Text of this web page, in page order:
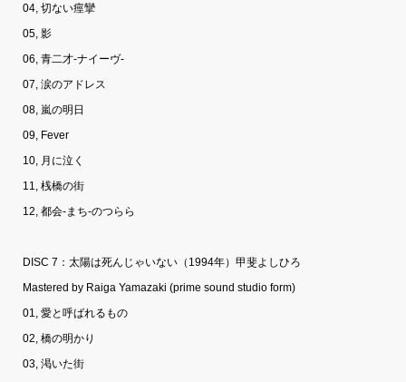
04, 切ない痙攣
05, 影
06, 青二才-ナイーヴ-
07, 涙のアドレス
08, 嵐の明日
09, Fever
10, 月に泣く
11, 桟橋の街
12, 都会-まち-のつらら
DISC 7：太陽は死んじゃいない（1994年）甲斐よしひろ
Mastered by Raiga Yamazaki (prime sound studio form)
01, 愛と呼ばれるもの
02, 橋の明かり
03, 渇いた街